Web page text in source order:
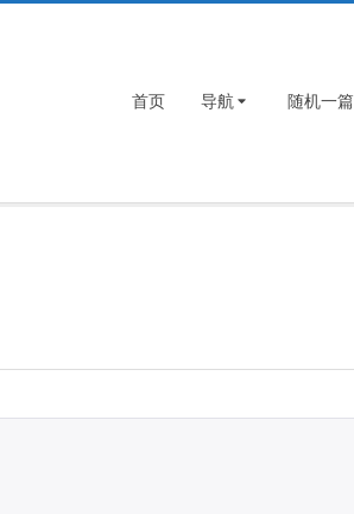
首页 导航 随机一篇